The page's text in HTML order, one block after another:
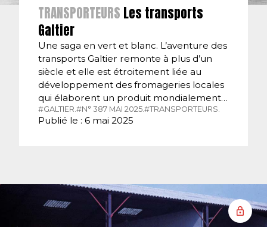
TRANSPORTEURS Les transports
Galtier
Une saga en vert et blanc. L’aventure des
transports Galtier remonte à plus d’un
siècle et elle est étroitement liée au
développement des fromageries locales
qui élaborent un produit mondialement…
#GALTIER.#N° 387 MAI 2025.#TRANSPORTEURS.
Publié le : 6 mai 2025